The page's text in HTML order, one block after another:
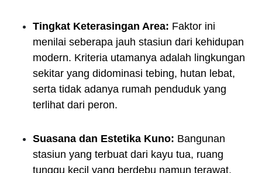
Tingkat Keterasingan Area: Faktor ini
menilai seberapa jauh stasiun dari kehidupan
modern. Kriteria utamanya adalah lingkungan
sekitar yang didominasi tebing, hutan lebat,
serta tidak adanya rumah penduduk yang
terlihat dari peron.
Suasana dan Estetika Kuno: Bangunan
stasiun yang terbuat dari kayu tua, ruang
tunggu kecil yang berdebu namun terawat,